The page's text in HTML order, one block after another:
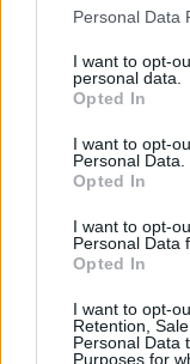
consent section.
Personal Data
I want to opt-
personal data.
Opted In
I want to opt-
Personal Data.
Opted In
I want to opt-
Personal Data
Opted In
I want to opt-
Retention,
Personal Data
Purposes for
Keresés oldalakon,
Sikentáncz
Az Örökség Nemzeti
Egyesület elnöke
Magyar Arany
Tehetségeiért Díjas
Ifjú Mestere, Örökös